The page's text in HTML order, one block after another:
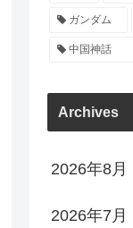
ガンダム
中国神話
Archives
2026年8月
2026年7月